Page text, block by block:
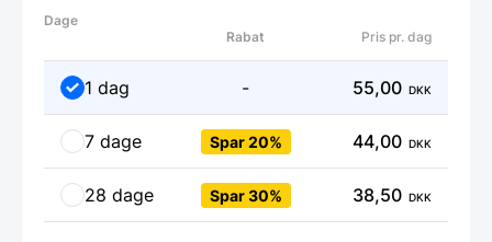
Dage
Rabat
Pris pr. dag
1 dag - 55,00 DKK
7 dage Spar 20% 44,00 DKK
28 dage Spar 30% 38,50 DKK